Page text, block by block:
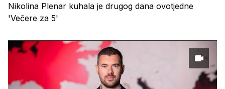
Nikolina Plenar kuhala je drugog dana ovotjedne
'Večere za 5'